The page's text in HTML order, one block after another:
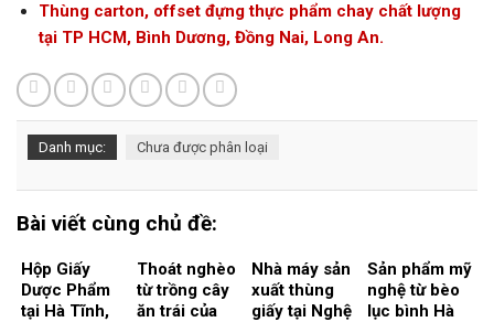
Thùng carton, offset đựng thực phẩm chay chất lượng
tại TP HCM, Bình Dương, Đồng Nai, Long An.
Danh mục: Chưa được phân loại
Bài viết cùng chủ đề:
Hộp Giấy
Dược Phẩm
tại Hà Tĩnh,
Thoát nghèo
từ trồng cây
ăn trái của
Nhà máy sản
xuất thùng
giấy tại Nghệ
Sản phẩm mỹ
nghệ từ bèo
lục bình Hà